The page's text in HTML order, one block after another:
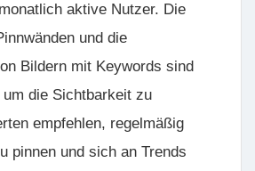
aktive Nutzer. Die
und die
Bildern mit Keywords sind
die Sichtbarkeit zu
empfehlen, regelmäßig
pinnen und sich an Trends